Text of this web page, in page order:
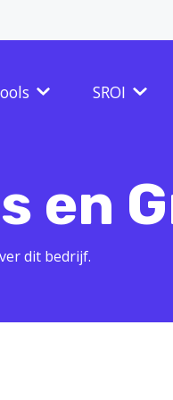
SROI
en
dit bedrijf.